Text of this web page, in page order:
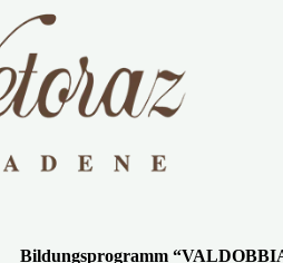
Bildungsprogramm